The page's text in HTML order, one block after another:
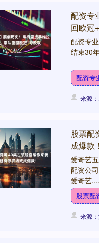
配资专
回欧冠
配资专
结束30
配资专
来源
股票配
成爆款！
爱奇艺
配资公
爱奇艺....
股票配
来源